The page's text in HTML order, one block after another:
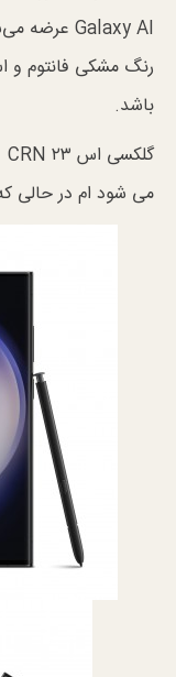
باشد.
می شود ام در حالی که نسخه 256